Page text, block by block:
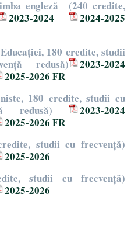
engleză (240 credite,
2023-2024
2024-2025
180 credite, studii
redusă)
2023-2024
2025-2026 FR
180 credite, studii cu
redusă)
2023-2024
2025-2026 FR
studii cu frecvență)
2025-2026
studii cu frecvență)
2025-2026